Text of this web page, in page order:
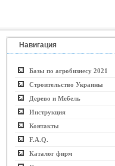
Навигация
Базы по агробизнесу 2021
Строительство Украины
Дерево и Мебель
Инструкция
Контакты
F.A.Q.
Каталог фирм